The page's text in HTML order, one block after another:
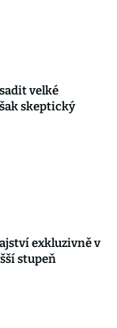
velké
skeptický
exkluzivně v
stupeň